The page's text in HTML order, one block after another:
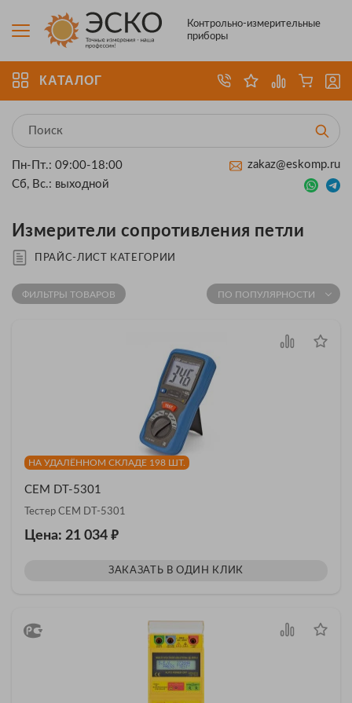
Контрольно-измерительные
приборы
КАТАЛОГ
Пн-Пт.: 09:00-18:00
Сб, Вс.: выходной
zakaz@eskomp.ru
Измерители сопротивления петли
ПРАЙС-ЛИСТ КАТЕГОРИИ
ФИЛЬТРЫ ТОВАРОВ ПО ПОПУЛЯРНОСТИ
НА УДАЛЁННОМ СКЛАДЕ 198 ШТ.
CEM DT-5301
Тестер CEM DT-5301
Цена: 21 034 ₽
ЗАКАЗАТЬ В ОДИН КЛИК